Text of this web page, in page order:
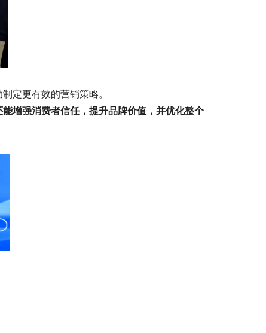
定更有效的营销策略。
增强消费者信任，提升品牌价值，并优化整个